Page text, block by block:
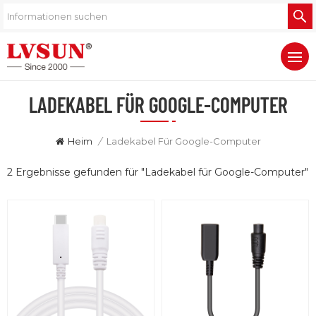
LADEKABEL FÜR GOOGLE-COMPUTER
Heim / Ladekabel Für Google-Computer
2 Ergebnisse gefunden für "Ladekabel für Google-Computer"